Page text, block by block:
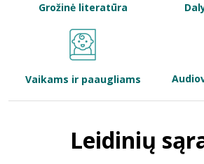
Bibliotekoms
Grožinė literatūra
Vaikams ir paaugliams
Leidinių